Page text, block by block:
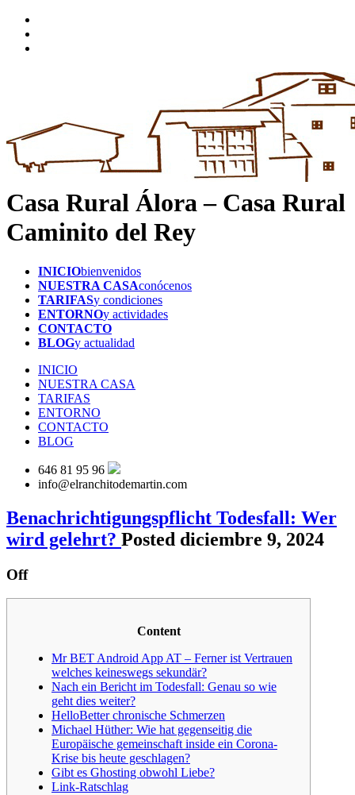
Casa Rural Álora – Casa Rural
Caminito del Rey
INICIObienvenidos
NUESTRA CASAconócenos
TARIFASy condiciones
ENTORNOy actividades
CONTACTO
BLOGy actualidad
INICIO
NUESTRA CASA
TARIFAS
ENTORNO
CONTACTO
BLOG
646 81 95 96
info@elranchitodemartin.com
Benachrichtigungspflicht Todesfall: Wer
wird gelehrt? Posted diciembre 9, 2024
Off
Content
Mr BET Android App AT – Ferner ist Vertrauen
welches keineswegs sekundär?
Nach ein Bericht im Todesfall: Genau so wie
geht dies weiter?
HelloBetter chronische Schmerzen
Michael Hüther: Wie hat gegenseitig die
Europäische gemeinschaft inside ein Corona-
Krise bis heute geschlagen?
Gibt es Ghosting obwohl Liebe?
Link-Ratschlag